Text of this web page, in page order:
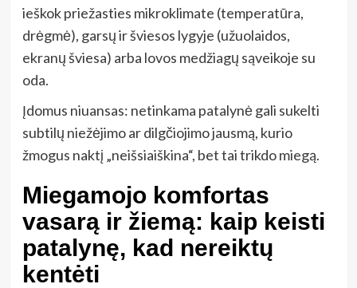
ieškok priežasties mikroklimate (temperatūra,
drėgmė), garsų ir šviesos lygyje (užuolaidos,
ekranų šviesa) arba lovos medžiagų sąveikoje su
oda.
Įdomus niuansas: netinkama patalynė gali sukelti
subtilų niežėjimo ar dilgčiojimo jausmą, kurio
žmogus naktį „neišsiaiškina“, bet tai trikdo miegą.
Miegamojo komfortas
vasarą ir žiemą: kaip keisti
patalynę, kad nereiktų
kentėti